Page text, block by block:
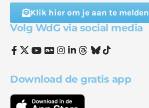
Klik hier om je aan te melden
Volg WdG via social media
Download de gratis app